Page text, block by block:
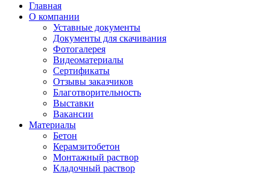
Главная
О компании
Уставные документы
Документы для скачивания
Фотогалерея
Видеоматериалы
Сертификаты
Отзывы заказчиков
Благотворительность
Выставки
Вакансии
Материалы
Бетон
Керамзитобетон
Монтажный раствор
Кладочный раствор